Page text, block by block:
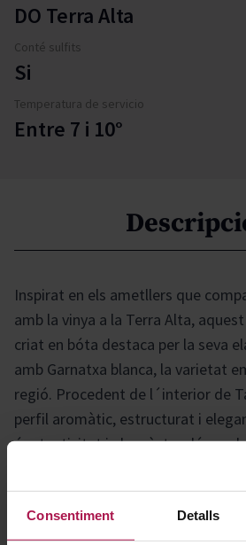
Consentiment Detalls
DO Terra Alta
Conté sulfits
Si
Temperatura de servicio
Entre 7 i 10°
Inspirat en els ametllers que
amb la vinya a la Terra Alta,
criat en bóta destaca per la seva
amb Garnatxa blanca, la varietat
regió. Procedent de l´interior de
perfil aromàtic, estructurat i
´autenticitat i el caràcter d´una